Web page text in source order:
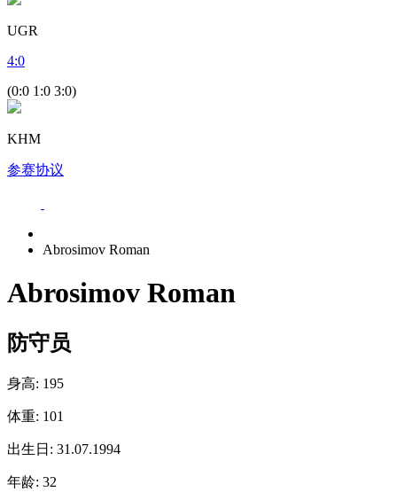
UGR
4:0
(0:0 1:0 3:0)
KHM
参赛协议
Abrosimov Roman
Abrosimov Roman
防守员
身高: 195
体重: 101
出生日: 31.07.1994
年龄: 32